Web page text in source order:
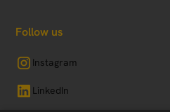
Follow us
Instagram
LinkedIn